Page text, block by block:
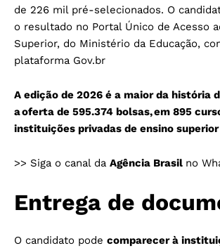
de 226 mil pré-selecionados. O
o resultado no Portal Único de Acesso
Superior, do Ministério da Educação,
plataforma Gov.br
A edição de 2026 é a maior da história
a oferta de 595.374 bolsas, em 895
instituições privadas de ensino
>> Siga o canal da Agência Brasil no
Entrega de
O candidato pode comparecer à